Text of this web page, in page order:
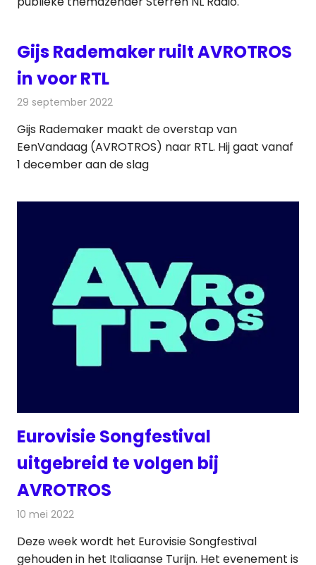
Gijs Rademaker ruilt AVROTROS
in voor RTL
29 september 2022
Gijs Rademaker maakt de overstap van
EenVandaag (AVROTROS) naar RTL. Hij gaat vanaf
1 december aan de slag
Eurovisie Songfestival
uitgebreid te volgen bij
AVROTROS
10 mei 2022
Deze week wordt het Eurovisie Songfestival
gehouden in het Italiaanse Turijn. Het evenement is